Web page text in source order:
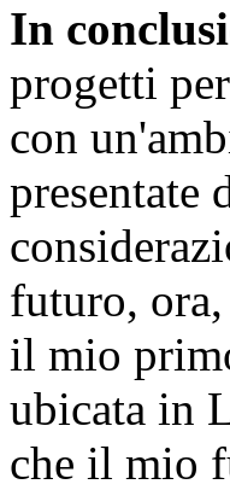
In
progetti
con
presentate
futuro, ora,
il mio
ubicata in
che il mio